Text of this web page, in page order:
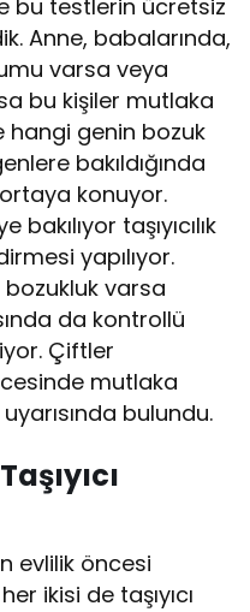
bu testlerin ücretsiz
Anne, babalarında,
varsa veya
bu kişiler mutlaka
hangi genin bozuk
bakıldığında
konuyor.
taşıyıcılık
yapılıyor.
varsa
da kontrollü
Çiftler
mutlaka
bulundu.
evlilik öncesi
ikisi de taşıyıcı